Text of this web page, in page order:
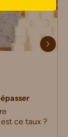
ce taux ?